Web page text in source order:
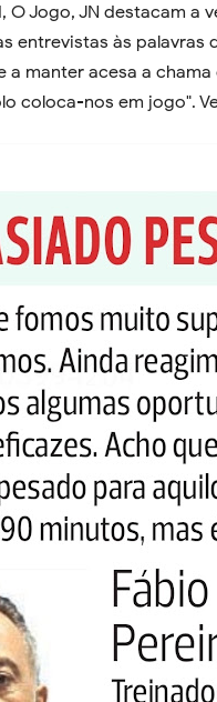
O Jogo, JN destacam a
entrevistas às palavras
manter acesa a
coloca-nos em jogo".